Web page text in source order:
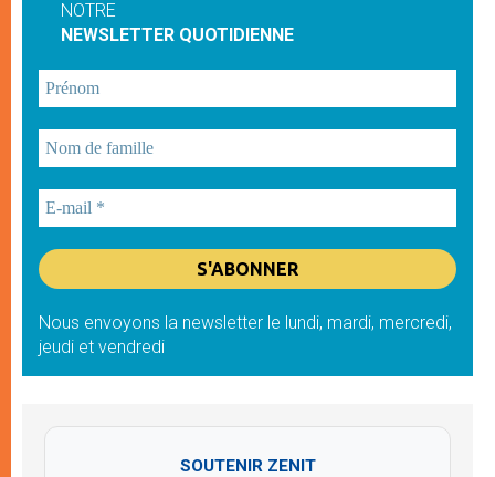
NOTRE
NEWSLETTER QUOTIDIENNE
Nous envoyons la newsletter le lundi, mardi, mercredi,
jeudi et vendredi
SOUTENIR ZENIT